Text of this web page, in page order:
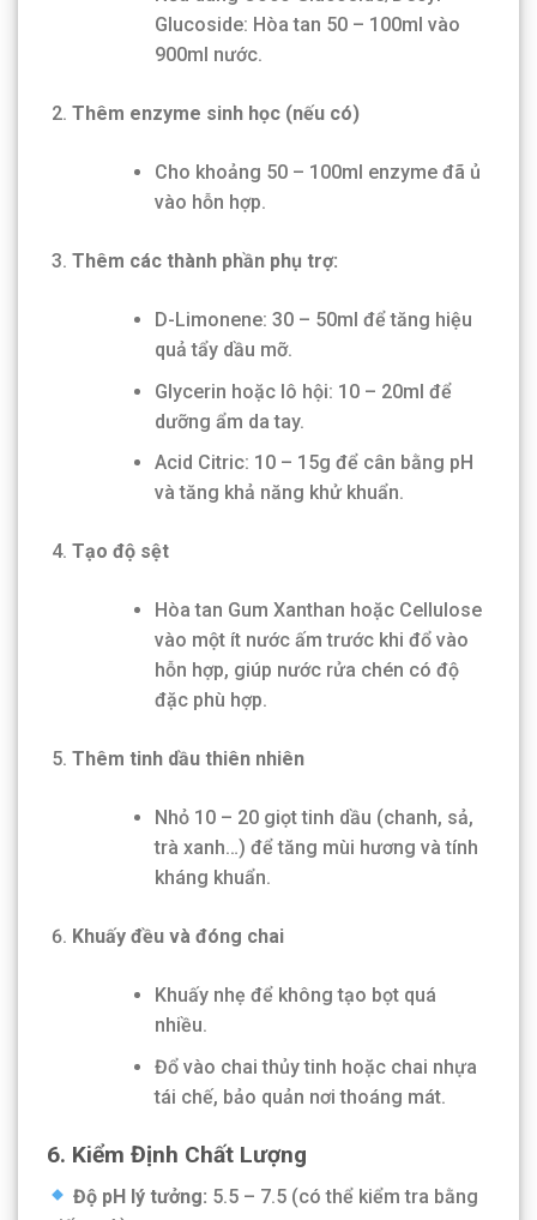
Glucoside: Hòa tan 50 – 100ml vào
900ml nước.
Thêm enzyme sinh học (nếu có)
Cho khoảng 50 – 100ml enzyme đã ủ
vào hỗn hợp.
Thêm các thành phần phụ trợ:
D-Limonene: 30 – 50ml để tăng hiệu
quả tẩy dầu mỡ.
Glycerin hoặc lô hội: 10 – 20ml để
dưỡng ẩm da tay.
Acid Citric: 10 – 15g để cân bằng pH
và tăng khả năng khử khuẩn.
Tạo độ sệt
Hòa tan Gum Xanthan hoặc Cellulose
vào một ít nước ấm trước khi đổ vào
hỗn hợp, giúp nước rửa chén có độ
đặc phù hợp.
Thêm tinh dầu thiên nhiên
Nhỏ 10 – 20 giọt tinh dầu (chanh, sả,
trà xanh…) để tăng mùi hương và tính
kháng khuẩn.
Khuấy đều và đóng chai
Khuấy nhẹ để không tạo bọt quá
nhiều.
Đổ vào chai thủy tinh hoặc chai nhựa
tái chế, bảo quản nơi thoáng mát.
6. Kiểm Định Chất Lượng
Độ pH lý tưởng: 5.5 – 7.5 (có thể kiểm tra bằng